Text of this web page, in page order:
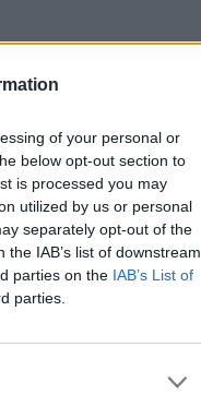
of your personal or
below opt-out section to
is processed you may
utilized by us or personal
separately opt-out of the
IAB’s list of downstream
parties on the IAB’s List of
parties.